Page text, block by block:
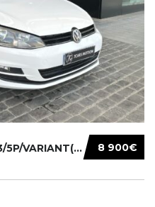
8 900€
VOLKSWAGEN GOLF VII(AU)3/5P/VARIANT(12-16 20...